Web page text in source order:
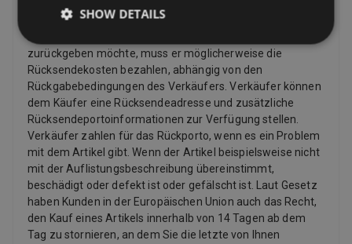
muss diese jedoch nicht akzeptieren. Wenn der Käufer
zurückgeben möchte, muss er möglicherweise die
Rücksendekosten bezahlen, abhängig von den
Rückgabebedingungen des Verkäufers. Verkäufer können
dem Käufer eine Rücksendeadresse und zusätzliche
Rücksendeportoinformationen zur Verfügung stellen.
Verkäufer zahlen für das Rückporto, wenn es ein Problem
mit dem Artikel gibt. Wenn der Artikel beispielsweise nicht
mit der Auflistungsbeschreibung übereinstimmt,
beschädigt oder defekt ist oder gefälscht ist. Laut Gesetz
haben Kunden in der Europäischen Union auch das Recht,
den Kauf eines Artikels innerhalb von 14 Tagen ab dem
Tag zu stornieren, an dem Sie die letzte von Ihnen
SHOW DETAILS